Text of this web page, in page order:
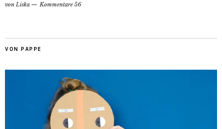
von Liska Kommentare 56
VON PAPPE